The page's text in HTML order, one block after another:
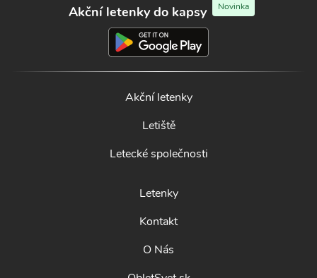
Akční letenky do kapsy Novinka
Akční letenky
Letiště
Letecké společnosti
Letenky
Kontakt
O Nás